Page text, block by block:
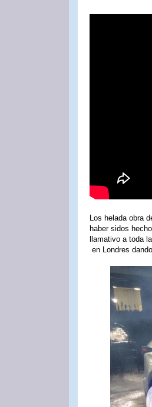
Los helada obra
haber sidos
llamativo a toda
en Londres